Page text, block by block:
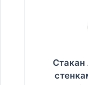
Стакан